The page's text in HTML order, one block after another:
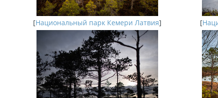
[Национальный парк Кемери Латвия] [